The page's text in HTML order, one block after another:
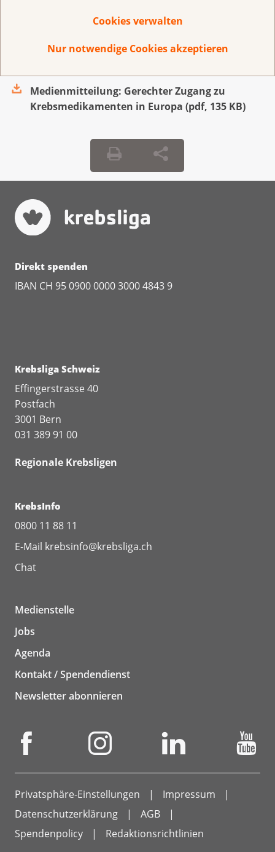
Cookies verwalten
Nur notwendige Cookies akzeptieren
Spenden finanziert und
die gesamteuropäische
Medienmitteilung: Gerechter Zugang zu
Krebsmedikamenten in Europa (pdf, 135 KB)
Direkt spenden
IBAN CH 95 0900 0000 3000 4843 9
Krebsliga Schweiz
Effingerstrasse 40
Postfach
3001 Bern
031 389 91 00
Regionale Krebsligen
KrebsInfo
0800 11 88 11
E-Mail krebsinfo@krebsliga.ch
Chat
Medienstelle
Jobs
Agenda
Kontakt / Spendendienst
Newsletter abonnieren
Privatsphäre-Einstellungen
Impressum
Datenschutzerklärung
AGB
Spendenpolicy
Redaktionsrichtlinien